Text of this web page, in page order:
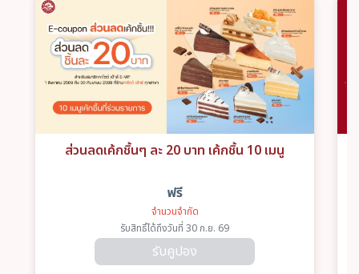
ส่วนลดเค้กชิ้นๆ ละ 20 บาท เค้กชิ้น 10 เมนู
ฟรี
จำนวนจำกัด
รับสิทธิ์ได้ถึงวันที่ 30 ก.ย. 69
รับคูปอง